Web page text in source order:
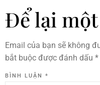
Để lại
Email của bạn sẽ không
bắt buộc được đánh dấu *
BÌNH LUẬN *